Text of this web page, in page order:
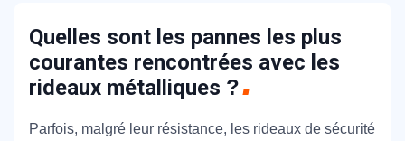
Quelles sont les pannes les plus
courantes rencontrées avec les
rideaux métalliques ?
Parfois, malgré leur résistance, les rideaux de sécurité